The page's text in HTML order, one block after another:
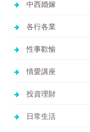
中西婚嫁
各行各業
性事歡愉
情愛講座
投資理財
日常生活